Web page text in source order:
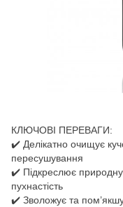
КЛЮЧОВІ ПЕРЕВАГИ:
✔️ Делікатно очищує
пересушування
✔️ Підкреслює
пухнастість
✔️ Зволожує та